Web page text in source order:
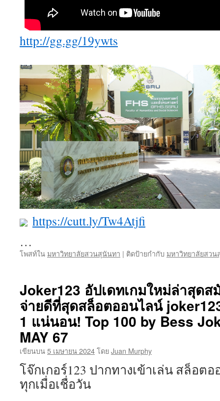
http://gg.gg/19ywts
https://cutt.ly/Tw4Atjfi
…
โพสท์ใน มหาวิทยาลัยสวนสุนันทา | ติดป้ายกำกับ มหาวิทยาลัยสว
Joker123 อัปเดทเกมใหม่ล่าสุด
จ่ายดีที่สุดสล็อตออนไลน์
1 แน่นอน! Top 100 by Bess
MAY 67
เขียนบน5 เมษายน 2024โดยJuan Murphy
โจ๊กเกอร์123 ปากทางเข้าเล่น สล็อต
ทุกเมื่อเชื่อวัน